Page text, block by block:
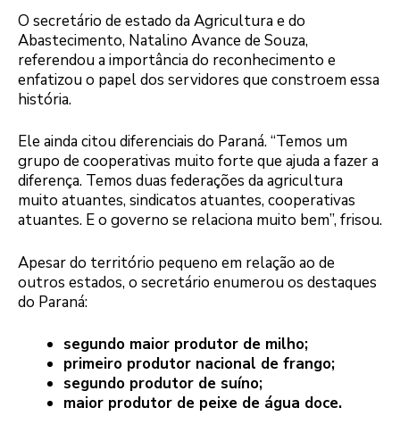
O secretário de estado da Agricultura e do
Abastecimento, Natalino Avance de Souza,
referendou a importância do reconhecimento e
enfatizou o papel dos servidores que constroem essa
história.
Ele ainda citou diferenciais do Paraná. “Temos um
grupo de cooperativas muito forte que ajuda a fazer a
diferença. Temos duas federações da agricultura
muito atuantes, sindicatos atuantes, cooperativas
atuantes. E o governo se relaciona muito bem”, frisou.
Apesar do território pequeno em relação ao de
outros estados, o secretário enumerou os destaques
do Paraná:
segundo maior produtor de milho;
primeiro produtor nacional de frango;
segundo produtor de suíno;
maior produtor de peixe de água doce.